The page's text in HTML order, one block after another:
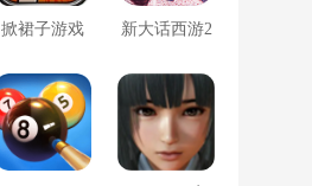
掀裙子游戏 新大话西游2